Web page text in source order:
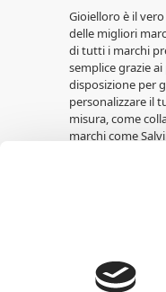
Gioielloro è il
delle migliori
di tutti i marchi
semplice grazie
disposizione per
personalizzare il
misura, come
marchi come
Cuori Milano.
Croci e tante
Gioielloro,
60.000,00 euro
possono